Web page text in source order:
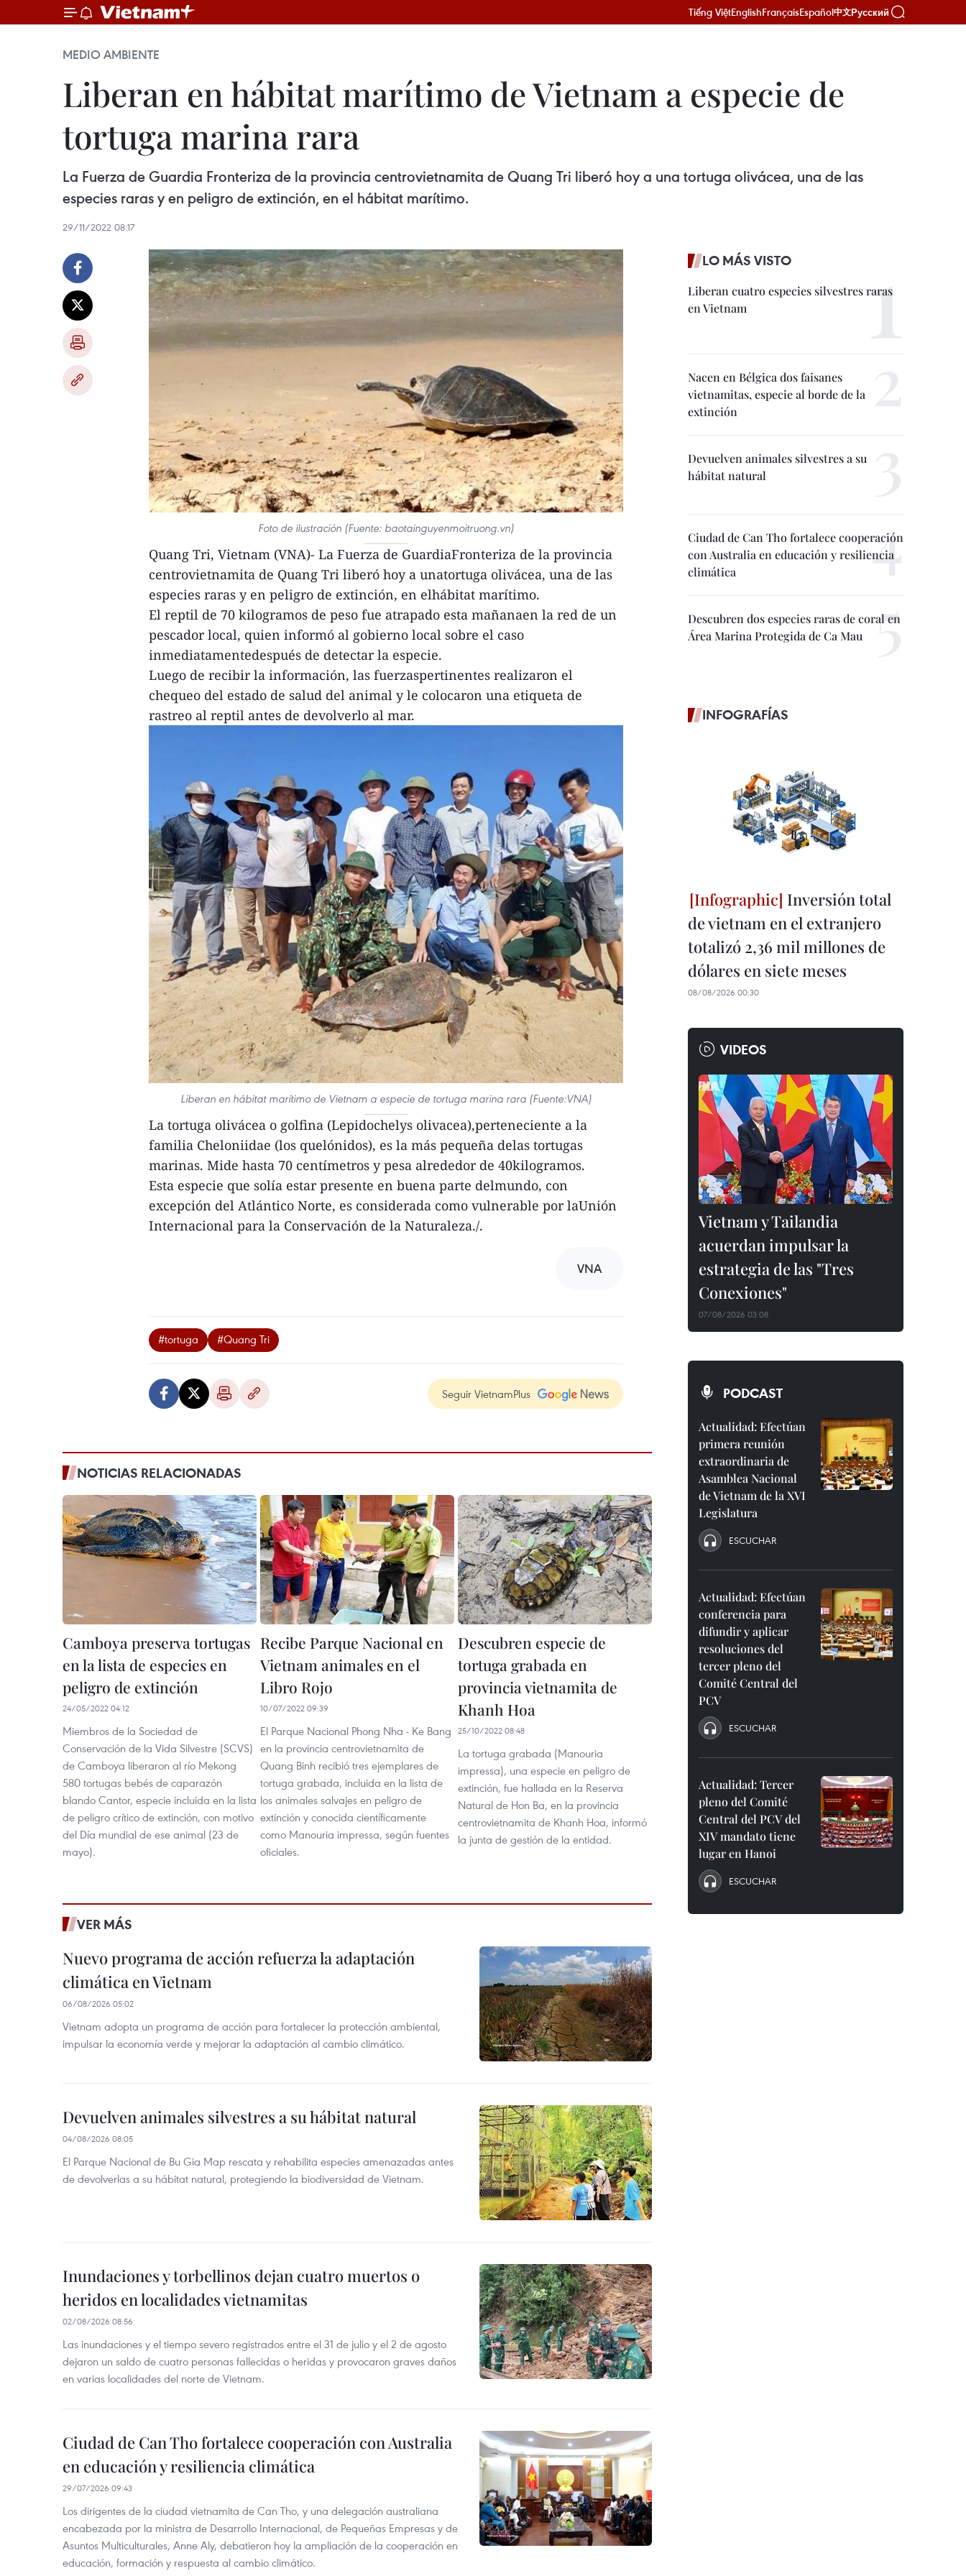
Tiếng ViệtEnglishFrançaisEspañol中文Русский
MEDIO AMBIENTE
Liberan en hábitat marítimo de Vietnam a especie de
tortuga marina rara
La Fuerza de Guardia Fronteriza de la provincia centrovietnamita de Quang Tri liberó hoy a una tortuga olivácea, una de las
especies raras y en peligro de extinción, en el hábitat marítimo.
29/11/2022 08:17
Foto de ilustración (Fuente: baotainguyenmoitruong.vn)
Quang Tri, Vietnam (VNA)- La Fuerza de GuardiaFronteriza de la provincia
centrovietnamita de Quang Tri liberó hoy a unatortuga olivácea, una de las
especies raras y en peligro de extinción, en elhábitat marítimo.
El reptil de 70 kilogramos de peso fue atrapado esta mañanaen la red de un
pescador local, quien informó al gobierno local sobre el caso
inmediatamentedespués de detectar la especie.
Luego de recibir la información, las fuerzaspertinentes realizaron el
chequeo del estado de salud del animal y le colocaron una etiqueta de
rastreo al reptil antes de devolverlo al mar.
Liberan en hábitat marítimo de Vietnam a especie de tortuga marina rara (Fuente:VNA)
La tortuga olivácea o golfina (Lepidochelys olivacea),perteneciente a la
familia Cheloniidae (los quelónidos), es la más pequeña delas tortugas
marinas. Mide hasta 70 centímetros y pesa alrededor de 40kilogramos.
Esta especie que solía estar presente en buena parte delmundo, con
excepción del Atlántico Norte, es considerada como vulnerable por laUnión
Internacional para la Conservación de la Naturaleza./.
VNA
#tortuga #Quang Tri
Seguir VietnamPlus
NOTICIAS RELACIONADAS
Camboya preserva tortugas
en la lista de especies en
peligro de extinción
24/05/2022 04:12
Miembros de la Sociedad de
Conservación de la Vida Silvestre (SCVS)
de Camboya liberaron al río Mekong
580 tortugas bebés de caparazón
blando Cantor, especie incluida en la lista
de peligro crítico de extinción, con motivo
del Día mundial de ese animal (23 de
mayo).
Recibe Parque Nacional en
Vietnam animales en el
Libro Rojo
10/07/2022 09:39
El Parque Nacional Phong Nha - Ke Bang
en la provincia centrovietnamita de
Quang Binh recibió tres ejemplares de
tortuga grabada, incluida en la lista de
los animales salvajes en peligro de
extinción y conocida científicamente
como Manouria impressa, según fuentes
oficiales.
Descubren especie de
tortuga grabada en
provincia vietnamita de
Khanh Hoa
25/10/2022 08:48
La tortuga grabada (Manouria
impressa), una especie en peligro de
extinción, fue hallada en la Reserva
Natural de Hon Ba, en la provincia
centrovietnamita de Khanh Hoa, informó
la junta de gestión de la entidad.
VER MÁS
Nuevo programa de acción refuerza la adaptación
climática en Vietnam
06/08/2026 05:02
Vietnam adopta un programa de acción para fortalecer la protección ambiental,
impulsar la economía verde y mejorar la adaptación al cambio climático.
Devuelven animales silvestres a su hábitat natural
04/08/2026 08:05
El Parque Nacional de Bu Gia Map rescata y rehabilita especies amenazadas antes
de devolverlas a su hábitat natural, protegiendo la biodiversidad de Vietnam.
Inundaciones y torbellinos dejan cuatro muertos o
heridos en localidades vietnamitas
02/08/2026 08:56
Las inundaciones y el tiempo severo registrados entre el 31 de julio y el 2 de agosto
dejaron un saldo de cuatro personas fallecidas o heridas y provocaron graves daños
en varias localidades del norte de Vietnam.
Ciudad de Can Tho fortalece cooperación con Australia
en educación y resiliencia climática
29/07/2026 09:43
Los dirigentes de la ciudad vietnamita de Can Tho, y una delegación australiana
encabezada por la ministra de Desarrollo Internacional, de Pequeñas Empresas y de
Asuntos Multiculturales, Anne Aly, debatieron hoy la ampliación de la cooperación en
educación, formación y respuesta al cambio climático.
LO MÁS VISTO
Liberan cuatro especies silvestres raras
en Vietnam
Nacen en Bélgica dos faisanes
vietnamitas, especie al borde de la
extinción
Devuelven animales silvestres a su
hábitat natural
Ciudad de Can Tho fortalece cooperación
con Australia en educación y resiliencia
climática
Descubren dos especies raras de coral en
Área Marina Protegida de Ca Mau
INFOGRAFÍAS
Inversión total
de vietnam en el extranjero
totalizó 2,36 mil millones de
dólares en siete meses
08/08/2026 00:30
VIDEOS
Vietnam y Tailandia
acuerdan impulsar la
estrategia de las "Tres
Conexiones"
07/08/2026 03:08
PODCAST
Actualidad: Efectúan
primera reunión
extraordinaria de
Asamblea Nacional
de Vietnam de la XVI
Legislatura
ESCUCHAR
Actualidad: Efectúan
conferencia para
difundir y aplicar
resoluciones del
tercer pleno del
Comité Central del
PCV
ESCUCHAR
Actualidad: Tercer
pleno del Comité
Central del PCV del
XIV mandato tiene
lugar en Hanoi
ESCUCHAR